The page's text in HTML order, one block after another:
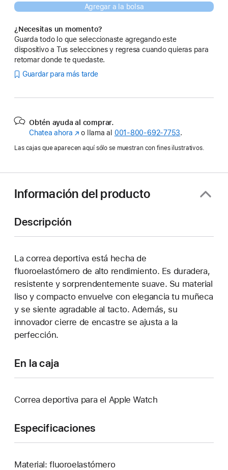
Agregar a la bolsa
¿Necesitas un momento?
Guarda todo lo que seleccionaste agregando este
dispositivo a Tus selecciones y regresa cuando quieras para
retomar donde te quedaste.
Guardar para más tarde
Obtén ayuda al comprar.
Chatea ahora (se
en
nueva
o llama al 001‑800‑692‑7753.
Las cajas que aparecen aquí sólo se muestran con fines ilustrativos.
Información del producto
Descripción
La correa deportiva está hecha de
fluoroelastómero de alto rendimiento. Es duradera,
resistente y sorprendentemente suave. Su material
liso y compacto envuelve con elegancia tu muñeca
y se siente agradable al tacto. Además, su
innovador cierre de encastre se ajusta a la
perfección.
En la caja
Correa deportiva para el Apple Watch
Especificaciones
Material: fluoroelastómero